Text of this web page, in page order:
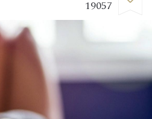
19057